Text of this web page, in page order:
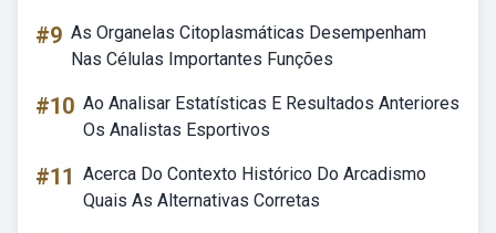
#9 As Organelas Citoplasmáticas Desempenham
Nas Células Importantes Funções
#10 Ao Analisar Estatísticas E Resultados Anteriores
Os Analistas Esportivos
#11 Acerca Do Contexto Histórico Do Arcadismo
Quais As Alternativas Corretas